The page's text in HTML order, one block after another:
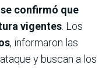
se confirmó que
vigentes . Los
, informaron las
y buscan a los